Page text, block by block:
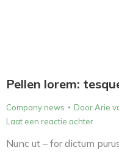
Pellen lorem:
Company news DoorArie
Laat een reactie achter
Nunc ut – for dictum